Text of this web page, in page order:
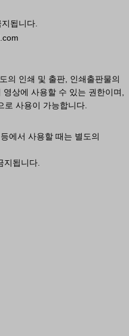
됩니다.
의 인쇄 및 출판, 인쇄출판물의
상에 사용할 수 있는 권한이며,
사용이 가능합니다.
에서 사용할 때는 별도의
지됩니다.